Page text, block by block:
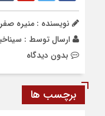
نویسنده : منیره
ارسال توسط :
بدون دیدگاه
برچسب ها